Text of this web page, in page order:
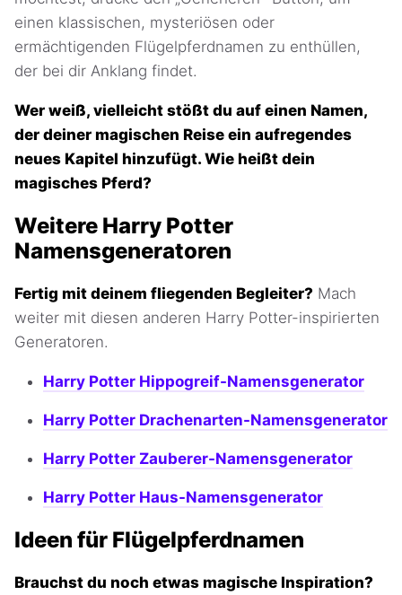
einen klassischen, mysteriösen oder
ermächtigenden Flügelpferdnamen zu enthüllen,
der bei dir Anklang findet.
Wer weiß, vielleicht stößt du auf einen Namen,
der deiner magischen Reise ein aufregendes
neues Kapitel hinzufügt. Wie heißt dein
magisches Pferd?
Weitere Harry Potter
Namensgeneratoren
Fertig mit deinem fliegenden Begleiter? Mach
weiter mit diesen anderen Harry Potter-inspirierten
Generatoren.
Harry Potter Hippogreif-Namensgenerator
Harry Potter Drachenarten-Namensgenerator
Harry Potter Zauberer-Namensgenerator
Harry Potter Haus-Namensgenerator
Ideen für Flügelpferdnamen
Brauchst du noch etwas magische Inspiration?